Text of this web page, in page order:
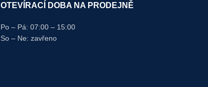
OTEVÍRACÍ DOBA NA PRODEJNĚ
Po – Pá: 07:00 – 15:00
So – Ne: zavřeno